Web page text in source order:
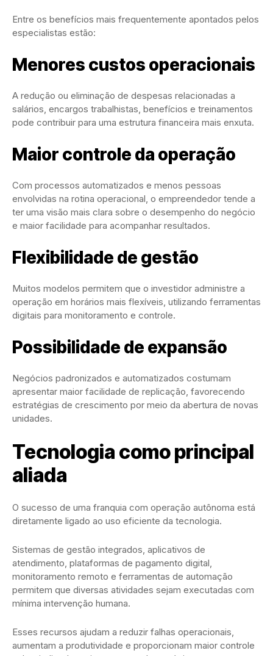
Entre os benefícios mais frequentemente apontados pelos
especialistas estão:
Menores custos operacionais
A redução ou eliminação de despesas relacionadas a
salários, encargos trabalhistas, benefícios e treinamentos
pode contribuir para uma estrutura financeira mais enxuta.
Maior controle da operação
Com processos automatizados e menos pessoas
envolvidas na rotina operacional, o empreendedor tende a
ter uma visão mais clara sobre o desempenho do negócio
e maior facilidade para acompanhar resultados.
Flexibilidade de gestão
Muitos modelos permitem que o investidor administre a
operação em horários mais flexíveis, utilizando ferramentas
digitais para monitoramento e controle.
Possibilidade de expansão
Negócios padronizados e automatizados costumam
apresentar maior facilidade de replicação, favorecendo
estratégias de crescimento por meio da abertura de novas
unidades.
Tecnologia como principal
aliada
O sucesso de uma franquia com operação autônoma está
diretamente ligado ao uso eficiente da tecnologia.
Sistemas de gestão integrados, aplicativos de
atendimento, plataformas de pagamento digital,
monitoramento remoto e ferramentas de automação
permitem que diversas atividades sejam executadas com
mínima intervenção humana.
Esses recursos ajudam a reduzir falhas operacionais,
aumentam a produtividade e proporcionam maior controle